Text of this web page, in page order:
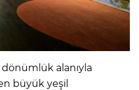
dönümlük alanıyla
büyük yeşil